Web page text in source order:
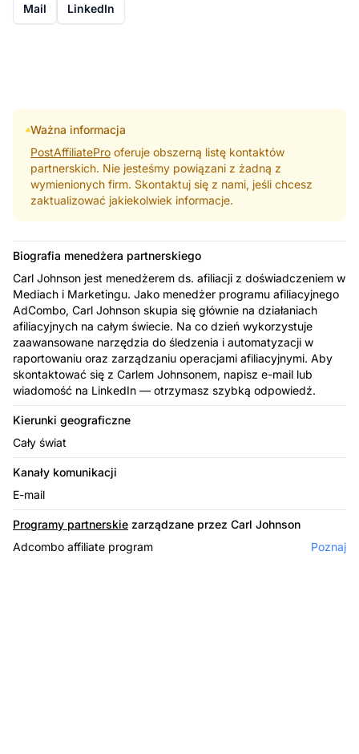
Mail LinkedIn
Ważna informacja
PostAffiliatePro oferuje obszerną listę kontaktów
partnerskich. Nie jesteśmy powiązani z żadną z
wymienionych firm. Skontaktuj się z nami, jeśli chcesz
zaktualizować jakiekolwiek informacje.
Biografia menedżera partnerskiego
Carl Johnson jest menedżerem ds. afiliacji z doświadczeniem w
Mediach i Marketingu. Jako menedżer programu afiliacyjnego
AdCombo, Carl Johnson skupia się głównie na działaniach
afiliacyjnych na całym świecie. Na co dzień wykorzystuje
zaawansowane narzędzia do śledzenia i automatyzacji w
raportowaniu oraz zarządzaniu operacjami afiliacyjnymi. Aby
skontaktować się z Carlem Johnsonem, napisz e-mail lub
wiadomość na LinkedIn — otrzymasz szybką odpowiedź.
Kierunki geograficzne
Cały świat
Kanały komunikacji
E-mail
Programy partnerskie zarządzane przez Carl Johnson
Adcombo affiliate program
Poznaj